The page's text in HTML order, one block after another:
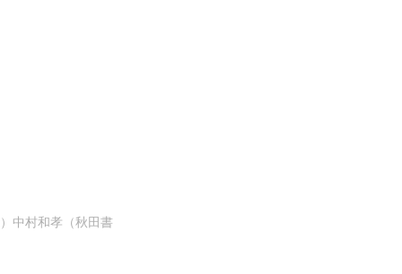
中村和孝（秋田書